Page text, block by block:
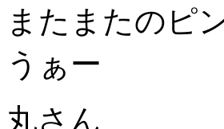
またまたのピ
うぁー
丸さん